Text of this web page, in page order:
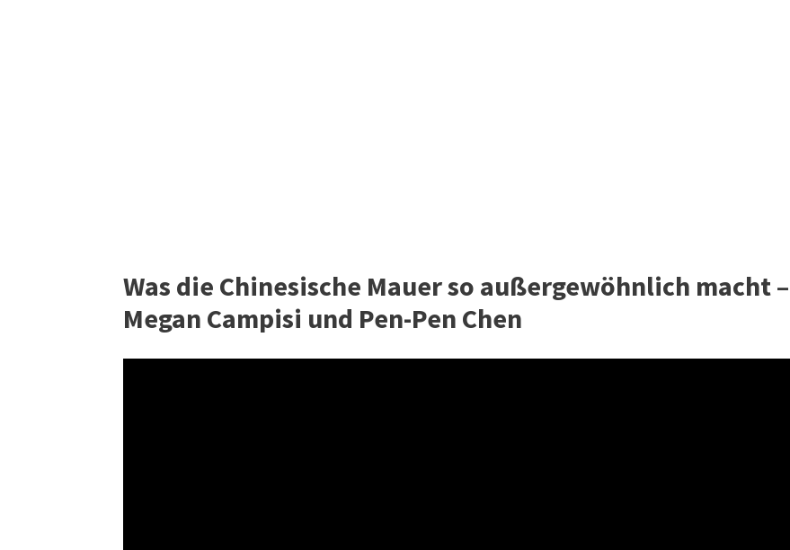
Was die Chinesische Mauer so außergewöhnlich macht –
Megan Campisi und Pen-Pen Chen